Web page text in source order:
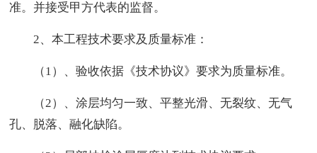
准。并接受甲方代表的监督。
2、本工程技术要求及质量标准：
（1）、验收依据《技术协议》要求为质量标准。
（2）、涂层均匀一致、平整光滑、无裂纹、无气
孔、脱落、融化缺陷。